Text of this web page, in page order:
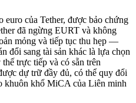
euro của Tether, được bảo chứng
đã ngừng EURT và không
mỏng và tiếp tục thu hẹp —
đổi sang tài sản khác là lựa chọn
trực tiếp và có sẵn trên
dự trữ đầy đủ, có thể quy đổi
khuôn khổ MiCA của Liên minh